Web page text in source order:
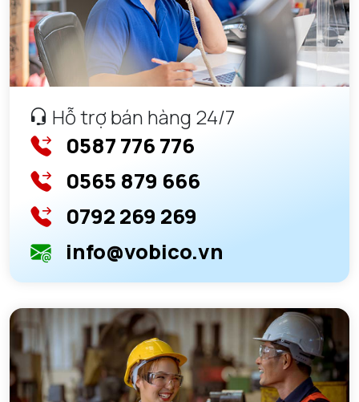
Hỗ trợ bán hàng 24/7
0587 776 776
0565 879 666
0792 269 269
info@vobico.vn